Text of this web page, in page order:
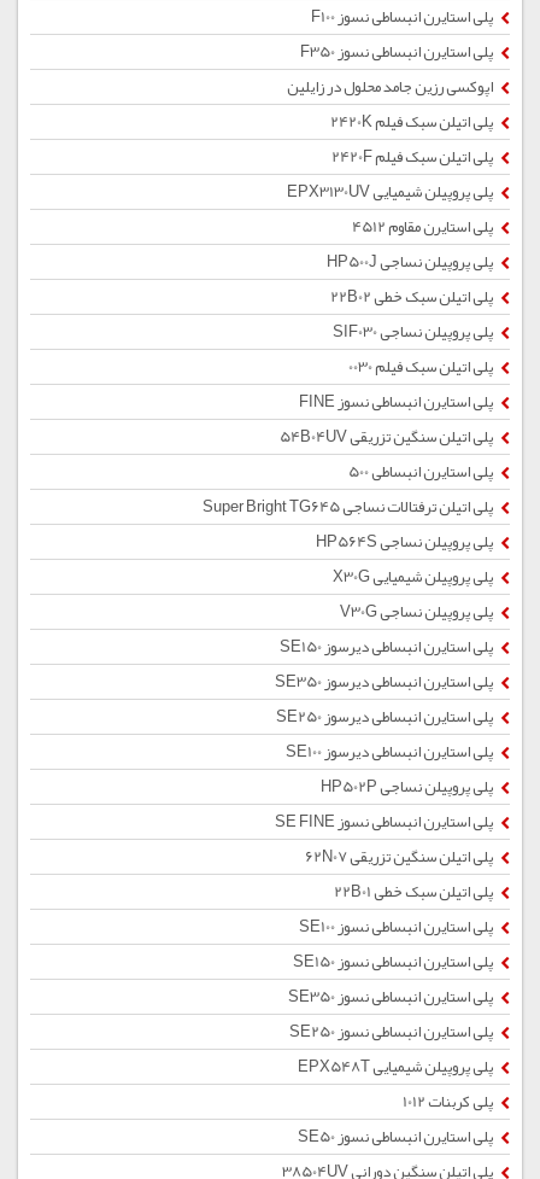
پلی استایرن انبساطی نسوز F100
پلی استایرن انبساطی نسوز F350
اپوکسی رزین جامد محلول در زایلین
پلی اتیلن سبک فیلم 2420K
پلی اتیلن سبک فیلم 2420F
پلی پروپیلن شیمیایی EPX3130UV
پلی استایرن مقاوم 4512
پلی پروپیلن نساجی HP500J
پلی اتیلن سبک خطی 22B02
پلی پروپیلن نساجی SIF030
پلی اتیلن سبک فیلم 0030
پلی استایرن انبساطی نسوز FINE
پلی اتیلن سنگین تزریقی 54B04UV
پلی استایرن انبساطی 500
پلی اتیلن ترفتالات نساجی Super Bright TG645
پلی پروپیلن نساجی HP564S
پلی پروپیلن شیمیایی X30G
پلی پروپیلن نساجی V30G
پلی استایرن انبساطی دیرسوز SE150
پلی استایرن انبساطی دیرسوز SE350
پلی استایرن انبساطی دیرسوز SE250
پلی استایرن انبساطی دیرسوز SE100
پلی پروپیلن نساجی HP502P
پلی استایرن انبساطی نسوز SE FINE
پلی اتیلن سنگین تزریقی 62N07
پلی اتیلن سبک خطی 22B01
پلی استایرن انبساطی نسوز SE100
پلی استایرن انبساطی نسوز SE150
پلی استایرن انبساطی نسوز SE350
پلی استایرن انبساطی نسوز SE250
پلی پروپیلن شیمیایی EPX548T
پلی کربنات 1012
پلی استایرن انبساطی نسوز SE50
پلی اتیلن سنگین دورانی 38504UV